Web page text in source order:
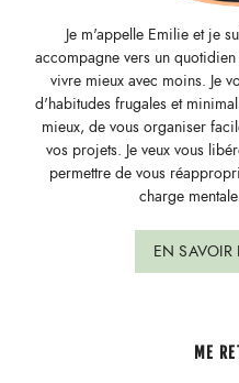
Je m'appelle Emilie et je
accompagne vers un
vivre mieux avec moins. Je
d'habitudes frugales et
mieux, de vous organiser
vos projets. Je veux vous
permettre de vous
charge
EN SAVOIR
ME